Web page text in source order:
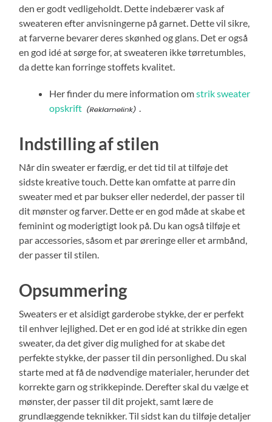
den er godt vedligeholdt. Dette indebærer vask af
sweateren efter anvisningerne på garnet. Dette vil sikre,
at farverne bevarer deres skønhed og glans. Det er også
en god idé at sørge for, at sweateren ikke tørretumbles,
da dette kan forringe stoffets kvalitet.
Her finder du mere information omstrik sweater
opskrift
.
Indstilling af stilen
Når din sweater er færdig, er det tid til at tilføje det
sidste kreative touch. Dette kan omfatte at parre din
sweater med et par bukser eller nederdel, der passer til
dit mønster og farver. Dette er en god måde at skabe et
feminint og moderigtigt look på. Du kan også tilføje et
par accessories, såsom et par øreringe eller et armbånd,
der passer til stilen.
Opsummering
Sweaters er et alsidigt garderobe stykke, der er perfekt
til enhver lejlighed. Det er en god idé at strikke din egen
sweater, da det giver dig mulighed for at skabe det
perfekte stykke, der passer til din personlighed. Du skal
starte med at få de nødvendige materialer, herunder det
korrekte garn og strikkepinde. Derefter skal du vælge et
mønster, der passer til dit projekt, samt lære de
grundlæggende teknikker. Til sidst kan du tilføje detaljer